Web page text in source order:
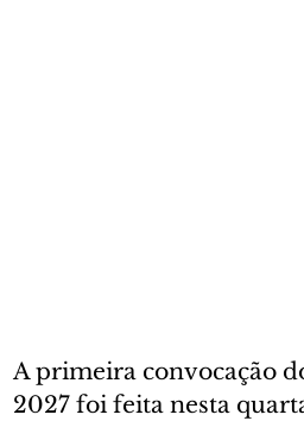
A primeira convocação
2027 foi feita nesta